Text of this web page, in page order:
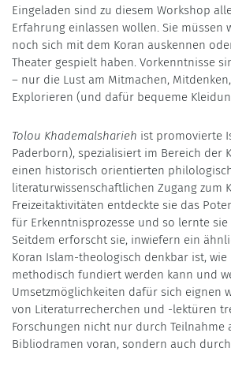
Eingeladen sind zu diesem Workshop
Erfahrung einlassen wollen. Sie müssen
noch sich mit dem Koran auskennen
Theater gespielt haben. Vorkenntnisse
– nur die Lust am Mitmachen,
Explorieren (und dafür bequeme
Tolou Khademalsharieh ist promovierte
Paderborn), spezialisiert im Bereich der
einen historisch orientierten
literaturwissenschaftlichen Zugang zum
Freizeitaktivitäten entdeckte sie das
für Erkenntnisprozesse und so lernte
Seitdem erforscht sie, inwiefern ein
Koran Islam-theologisch denkbar ist,
methodisch fundiert werden kann und
Umsetzmöglichkeiten dafür sich eignen
von Literaturrecherchen und -lektüren
Forschungen nicht nur durch Teilnahme
Bibliodramen voran, sondern auch